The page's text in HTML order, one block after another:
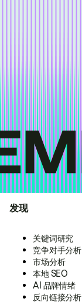
发现
关键词研究
竞争对手分析
市场分析
本地 SEO
AI 品牌情绪
反向链接分析